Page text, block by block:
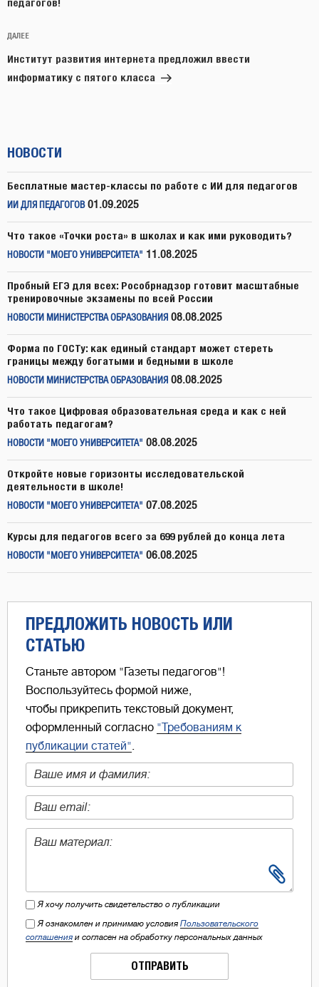
педагогов!
Следующая
запись
ДАЛЕЕ
​Институт развития интернета предложил ввести
информатику с пятого класса
НОВОСТИ
Бесплатные мастер-классы по работе с ИИ для педагогов
ИИ ДЛЯ ПЕДАГОГОВ 01.09.2025
Что такое «Точки роста» в школах и как ими руководить?
НОВОСТИ "МОЕГО УНИВЕРСИТЕТА" 11.08.2025
Пробный ЕГЭ для всех: Рособрнадзор готовит масштабные
тренировочные экзамены по всей России
НОВОСТИ МИНИСТЕРСТВА ОБРАЗОВАНИЯ 08.08.2025
Форма по ГОСТу: как единый стандарт может стереть
границы между богатыми и бедными в школе
НОВОСТИ МИНИСТЕРСТВА ОБРАЗОВАНИЯ 08.08.2025
Что такое Цифровая образовательная среда и как с ней
работать педагогам?
НОВОСТИ "МОЕГО УНИВЕРСИТЕТА" 08.08.2025
Откройте новые горизонты исследовательской
деятельности в школе!
НОВОСТИ "МОЕГО УНИВЕРСИТЕТА" 07.08.2025
Курсы для педагогов всего за 699 рублей до конца лета
НОВОСТИ "МОЕГО УНИВЕРСИТЕТА" 06.08.2025
ПРЕДЛОЖИТЬ НОВОСТЬ ИЛИ
СТАТЬЮ
Станьте автором "Газеты педагогов"!
Воспользуйтесь формой ниже,
чтобы прикрепить текстовый документ,
оформленный согласно "Требованиям к
публикации статей".
Я хочу получить свидетельство о публикации
Я ознакомлен и принимаю условия Пользовательского
соглашения и согласен на обработку персональных данных
ОТПРАВИТЬ